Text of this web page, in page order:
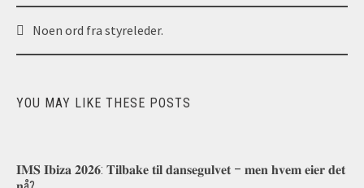
Post
navigation
Noen ord fra styreleder.
YOU MAY LIKE THESE POSTS
𝐈𝐌𝐒 𝐈𝐛𝐢𝐳𝐚 𝟐𝟎𝟐𝟔: 𝐓𝐢𝐥𝐛𝐚𝐤𝐞 𝐭𝐢𝐥 𝐝𝐚𝐧𝐬𝐞𝐠𝐮𝐥𝐯𝐞𝐭 – 𝐦𝐞𝐧 𝐡𝐯𝐞𝐦 𝐞𝐢𝐞𝐫 𝐝𝐞𝐭